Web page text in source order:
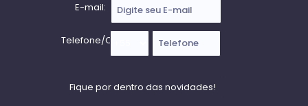
E-mail:
Telefone/Celular: